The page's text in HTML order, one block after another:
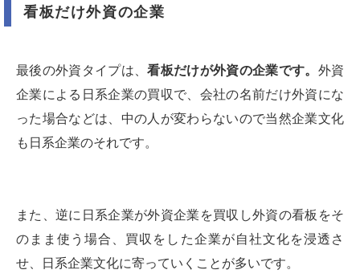
看板だけ外資の企業
最後の外資タイプは、看板だけが外資の企業です。 外資
企業による日系企業の買収で、会社の名前だけ外資にな
った場合などは、中の人が変わらないので当然企業文化
も日系企業のそれです。
また、逆に日系企業が外資企業を買収し外資の看板をそ
のまま使う場合、買収をした企業が自社文化を浸透さ
せ、日系企業文化に寄っていくことが多いです。